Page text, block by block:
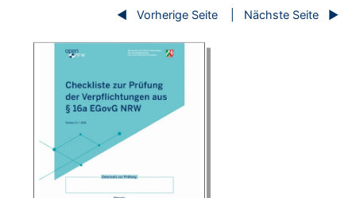
Vorherige Seite Nächste Seite